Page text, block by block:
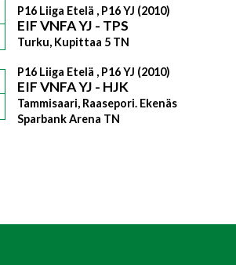
P16 Liiga Etelä , P16 YJ (2010)
EIF VNFA YJ - TPS
Turku, Kupittaa 5 TN
P16 Liiga Etelä , P16 YJ (2010)
EIF VNFA YJ - HJK
Tammisaari, Raasepori. Ekenäs
Sparbank Arena TN